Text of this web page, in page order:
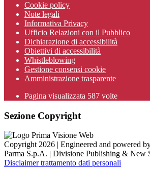
Cookie policy
Note legali
Informativa Privacy
Ufficio Relazioni con il Pubblico
Dichiarazione di accessibilità
Obiettivi di accessibilità
Whistleblowing
Gestione consensi cookie
Amministrazione trasparente
Pagina visualizzata 587 volte
Sezione Copyright
Copyright 2026 | Engineered and powered
Parma S.p.A. | Divisione Publishing & New
Disclaimer trattamento dati personali